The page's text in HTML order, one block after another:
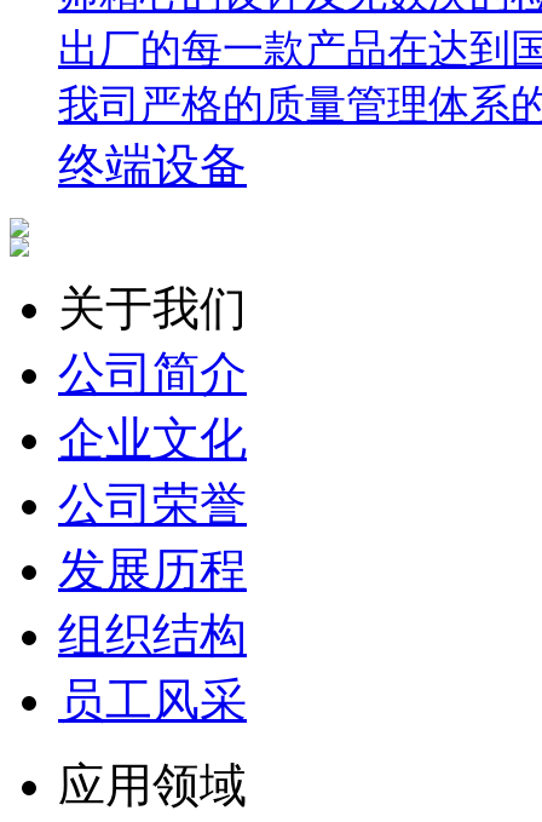
出厂的每一款产品在达到
我司严格的质量管理体系
终端设备
关于我们
公司简介
企业文化
公司荣誉
发展历程
组织结构
员工风采
应用领域